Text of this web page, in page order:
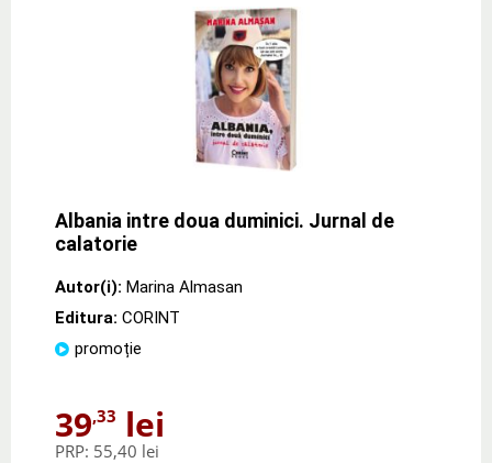
Albania intre doua duminici. Jurnal de
calatorie
Autor(i): Marina Almasan
Editura: CORINT
promoție
39,33 lei
PRP: 55,40 lei